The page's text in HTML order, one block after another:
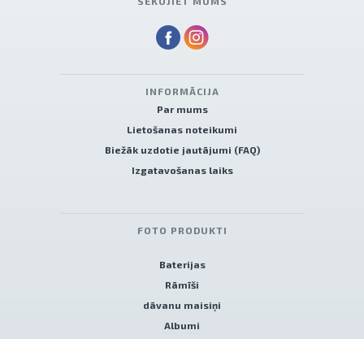
INFORMĀCIJA
Par mums
Lietošanas noteikumi
Biežāk uzdotie jautājumi (FAQ)
Izgatavošanas laiks
FOTO PRODUKTI
Baterijas
Rāmīši
dāvanu maisiņi
Albumi